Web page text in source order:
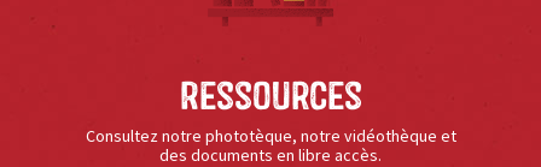
Ressources
Consultez notre phototèque, notre vidéothèque et
des documents en libre accès.